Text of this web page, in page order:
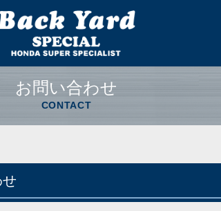
お問い合わせ
CONTACT